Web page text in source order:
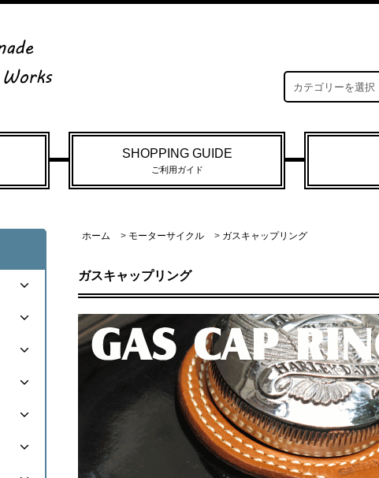
SHOPPING GUIDE
ご利用ガイド
ホーム > モーターサイクル > ガスキャップリング
ガスキャップリング